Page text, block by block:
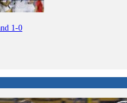
1-0